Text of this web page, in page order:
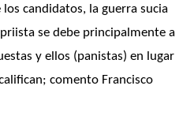
candidatos, la guerra sucia
se debe principalmente a
y ellos (panistas) en lugar
comento Francisco